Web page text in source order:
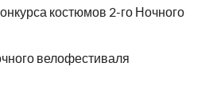
костюмов 2-го Ночного
велофестиваля